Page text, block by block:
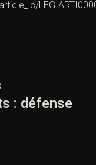
: défense